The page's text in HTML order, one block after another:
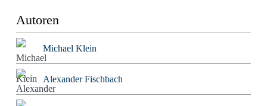
Autoren
Michael Klein
Alexander Fischbach